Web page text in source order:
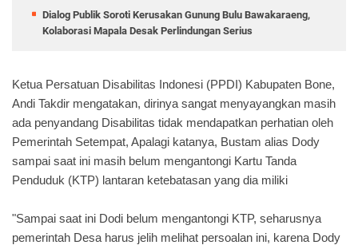
Dialog Publik Soroti Kerusakan Gunung Bulu Bawakaraeng,
Kolaborasi Mapala Desak Perlindungan Serius
Ketua Persatuan Disabilitas Indonesi (PPDI) Kabupaten Bone,
Andi Takdir mengatakan, dirinya sangat menyayangkan masih
ada penyandang Disabilitas tidak mendapatkan perhatian oleh
Pemerintah Setempat, Apalagi katanya, Bustam alias Dody
sampai saat ini masih belum mengantongi Kartu Tanda
Penduduk (KTP) lantaran ketebatasan yang dia miliki
"Sampai saat ini Dodi belum mengantongi KTP, seharusnya
pemerintah Desa harus jelih melihat persoalan ini, karena Dody